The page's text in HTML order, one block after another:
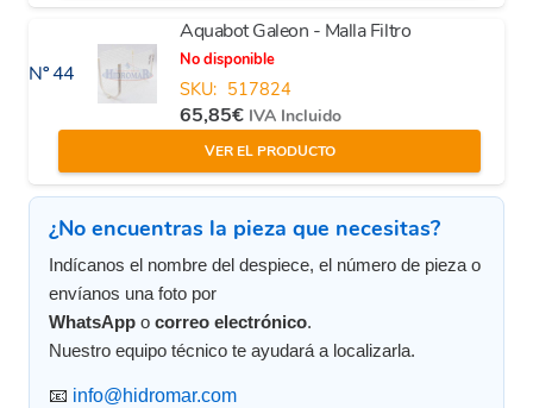
Nº 44
Aquabot Galeon - Malla Filtro
No disponible
SKU: 517824
65,85€ IVA Incluido
VER EL PRODUCTO
¿No encuentras la pieza que necesitas?
Indícanos el nombre del despiece, el número de pieza o
envíanos una foto por
WhatsApp o correo electrónico.
Nuestro equipo técnico te ayudará a localizarla.
📧 info@hidromar.com